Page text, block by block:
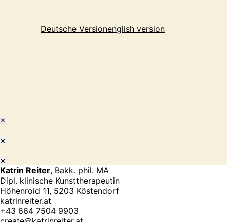
Deutsche Versionenglish version
✕
✕
✕
Katrin Reiter, Bakk. phil. MA
Dipl. klinische Kunsttherapeutin
Höhenroid 11, 5203 Köstendorf
katrinreiter.at
+43 664 7504 9903